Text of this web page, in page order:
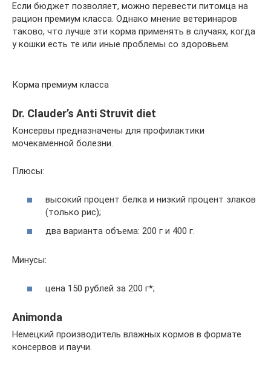
Если бюджет позволяет, можно перевести питомца на
рацион премиум класса. Однако мнение ветеринаров
таково, что лучше эти корма применять в случаях, когда
у кошки есть те или иные проблемы со здоровьем.
Корма премиум класса
Dr. Clauder’s Anti Struvit diet
Консервы предназначены для профилактики
мочекаменной болезни.
Плюсы:
высокий процент белка и низкий процент злаков
(только рис);
два варианта объема: 200 г и 400 г.
Минусы:
цена 150 рублей за 200 г*;
Animonda
Немецкий производитель влажных кормов в формате
консервов и паучи.